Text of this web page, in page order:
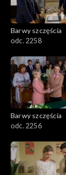
Barwy szczęścia
odc. 2258
Barwy szczęścia
odc. 2256